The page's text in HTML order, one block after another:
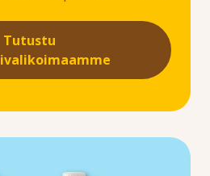
Tutustu